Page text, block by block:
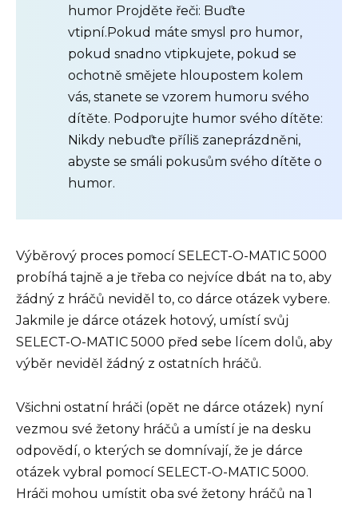
humor Projděte řeči: Buďte
vtipní.Pokud máte smysl pro humor,
pokud snadno vtipkujete, pokud se
ochotně smějete hloupostem kolem
vás, stanete se vzorem humoru svého
dítěte. Podporujte humor svého dítěte:
Nikdy nebuďte příliš zaneprázdněni,
abyste se smáli pokusům svého dítěte o
humor.
Výběrový proces pomocí SELECT-O-MATIC 5000
probíhá tajně a je třeba co nejvíce dbát na to, aby
žádný z hráčů neviděl to, co dárce otázek vybere.
Jakmile je dárce otázek hotový, umístí svůj
SELECT-O-MATIC 5000 před sebe lícem dolů, aby
výběr neviděl žádný z ostatních hráčů.
Všichni ostatní hráči (opět ne dárce otázek) nyní
vezmou své žetony hráčů a umístí je na desku
odpovědí, o kterých se domnívají, že je dárce
otázek vybral pomocí SELECT-O-MATIC 5000.
Hráči mohou umístit oba své žetony hráčů na 1